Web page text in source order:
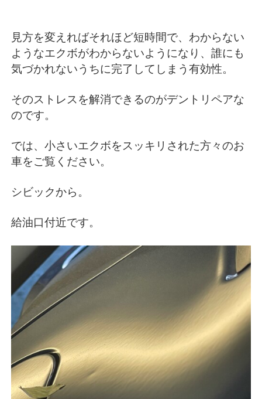
見方を変えればそれほど短時間で、わからない
ようなエクボがわからないようになり、誰にも
気づかれないうちに完了してしまう有効性。
そのストレスを解消できるのがデントリペアな
のです。
では、小さいエクボをスッキリされた方々のお
車をご覧ください。
シビックから。
給油口付近です。